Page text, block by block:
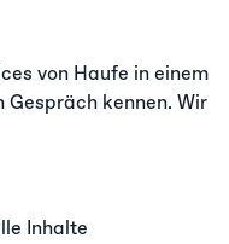
von Haufe in einem
Gespräch kennen. Wir
Inhalte